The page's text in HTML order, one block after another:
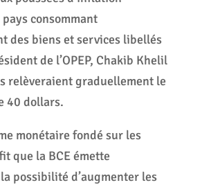
consommant
des biens et services libellés
de l’OPEP, Chakib Khelil
relèveraient graduellement le
40 dollars.
monétaire fondé sur les
que la BCE émette
possibilité d’augmenter les